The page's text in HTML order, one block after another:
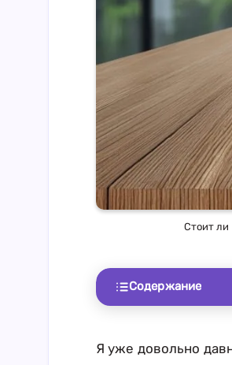
Стоит ли
Содержание
Я уже довольно